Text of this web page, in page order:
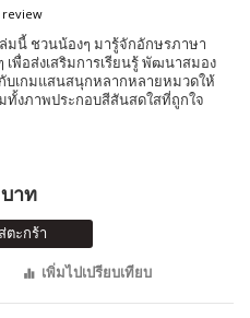
review
ล่มนี้ ชวนน้องๆ มารู้จักอักษรภาษา
พื่อส่งเสริมการเรียนรู้ พัฒนาสมอง
บเกมแสนสนุกหลากหลายหมวดให้
ทั้งภาพประกอบสีสันสดใสที่ถูกใจ
าท
ตะกร้า
เพิ่มไปเปรียบเทียบ